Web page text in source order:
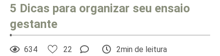
5 Dicas para organizar seu ensaio
gestante
634 22 2min de leitura